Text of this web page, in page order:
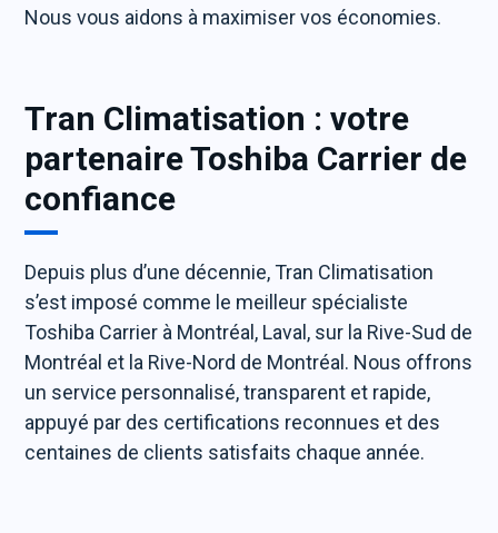
Nous vous aidons à maximiser vos économies.
Tran Climatisation : votre
partenaire Toshiba Carrier de
confiance
Depuis plus d’une décennie, Tran Climatisation
s’est imposé comme le meilleur spécialiste
Toshiba Carrier à Montréal, Laval, sur la Rive-Sud de
Montréal et la Rive-Nord de Montréal. Nous offrons
un service personnalisé, transparent et rapide,
appuyé par des certifications reconnues et des
centaines de clients satisfaits chaque année.